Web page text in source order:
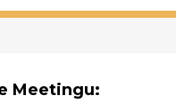
Meetingu: